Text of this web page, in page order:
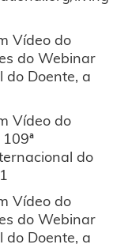
Vídeo do
do Webinar
do Doente, a
Vídeo do
do
Vídeo do
do Webinar
do Doente, a